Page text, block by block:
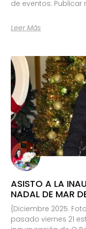
de eventos:
Leer Más
ASISTO A LA
NADAL DE MAR
{Diciembre 2025.
pasado viernes 21